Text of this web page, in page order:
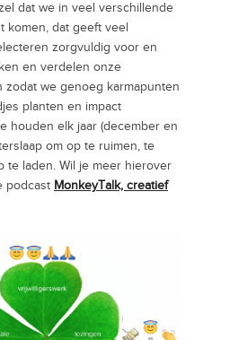
dat we in veel verschillende
komen, dat geeft veel
zorgvuldig voor en
en verdelen onze
zodat we genoeg karmapunten
planten en impact
houden elk jaar (december en
om op te ruimen, te
te laden. Wil je meer hierover
podcast MonkeyTalk, creatief